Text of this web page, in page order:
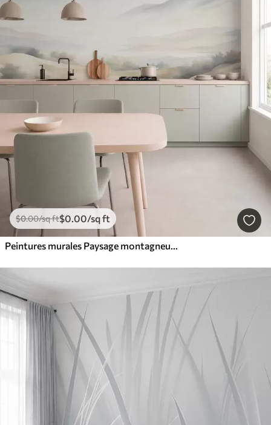
$0.00/sq ft$0.00/sq ft
Peintures murales Paysage montagneux aux reliefs variés